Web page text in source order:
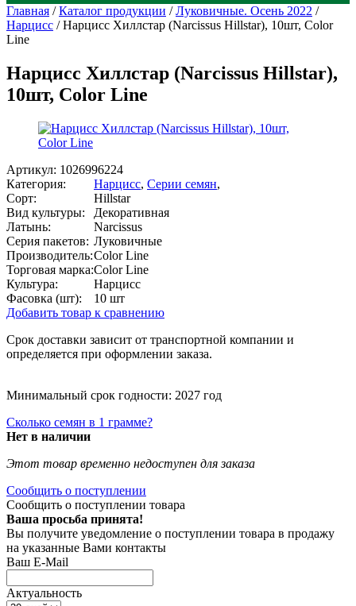
Главная /Каталог продукции /Луковичные. Осень 2022 /
Нарцисс /Нарцисс Хиллстар (Narcissus Hillstar), 10шт, Color
Line
Нарцисс Хиллстар (Narcissus Hillstar),
10шт, Color Line
Артикул: 1026996224
Категория:
Нарцисс, Серии семян,
Сорт:
Hillstar
Вид культуры:
Декоративная
Латынь:
Narcissus
Серия пакетов: Луковичные
Производитель:Color Line
Торговая марка:Color Line
Культура:
Нарцисс
Фасовка (шт):
10 шт
Добавить товар к сравнению
Срок доставки зависит от транспортной компании и
определяется при оформлении заказа.
Минимальный срок годности: 2027 год
Сколько семян в 1 грамме?
Нет в наличии
Этот товар временно недоступен для заказа
Сообщить о поступлении
Сообщить о поступлении товара
Ваша просьба принята!
Вы получите уведомление о поступлении товара в продажу
на указанные Вами контакты
Ваш E-Mail
Актуальность